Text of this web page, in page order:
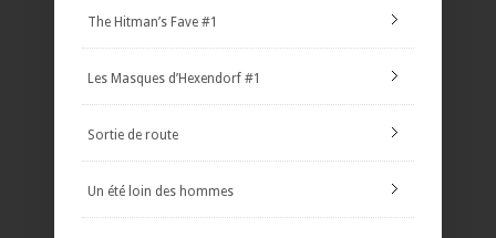
The Hitman’s Fave #1
Les Masques d’Hexendorf #1
Sortie de route
Un été loin des hommes